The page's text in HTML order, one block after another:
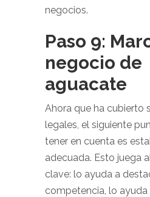
negocios.
Paso 9:
negocio de
aguacate
Ahora que ha cubierto
legales, el siguiente
tener en cuenta es
adecuada. Esto juega
clave: lo ayuda a
competencia, lo ayuda